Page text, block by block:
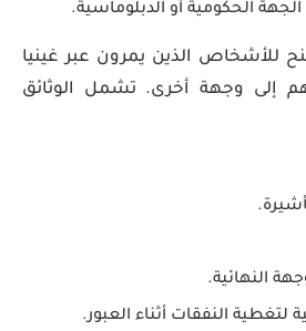
الحكومية أو الدبلوماسية.
للأشخاص الذين يمرون عبر غينيا
إلى وجهة أخرى. تشمل الوثائق
النهائية.
لتغطية النفقات أثناء العبور.